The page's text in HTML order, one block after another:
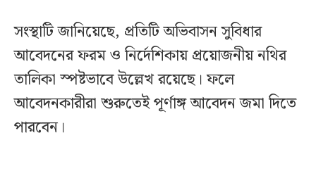
সংস্থাটি জানিয়েছে, প্রতিটি অভিবাসন সুবিধার
আবেদনের ফরম ও নির্দেশিকায় প্রয়োজনীয় নথির
তালিকা স্পষ্টভাবে উল্লেখ রয়েছে। ফলে
আবেদনকারীরা শুরুতেই পূর্ণাঙ্গ আবেদন জমা দিতে
পারবেন।